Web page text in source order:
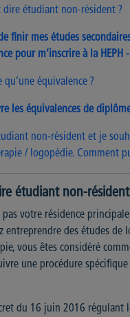
dire étudiant non-résident ?
finir mes études
pour m’inscrire à la HEPH
qu’une équivalence ?
les équivalences de
non-résident et je
/ logopédie. Comment
étudiant non-
pas votre résidence
entreprendre des études de
vous êtes considéré
une procédure
du 16 juin 2016 régulant